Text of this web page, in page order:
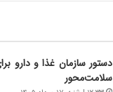
ط
ا
ر
سلامت‌محور